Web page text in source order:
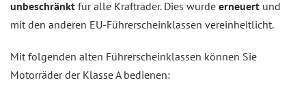
unbeschränkt für alle Krafträder. Dies wurde erneuert und
mit den anderen EU-Führerscheinklassen vereinheitlicht.
Mit folgenden alten Führerscheinklassen können Sie
Motorräder der Klasse A bedienen: